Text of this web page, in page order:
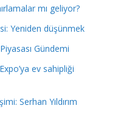
mı geliyor?
Yeniden düşünmek
Gündemi
ev sahipliği
Serhan Yıldırım